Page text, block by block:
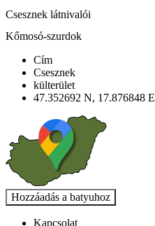
Csesznek látnivalói
Kőmosó-szurdok
Cím
Csesznek
külterület
47.352692 N, 17.876848 E
Kapcsolat